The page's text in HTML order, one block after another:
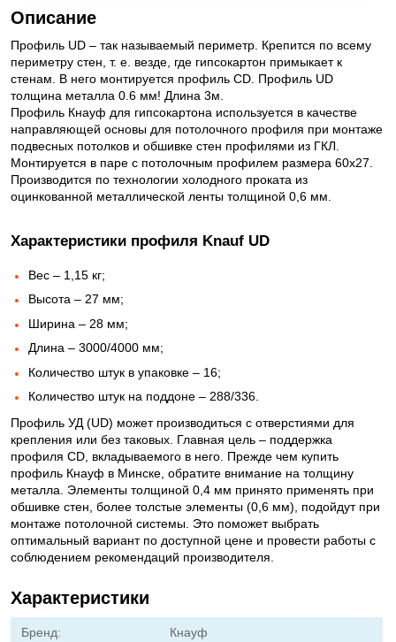
Описание
Профиль UD – так называемый периметр. Крепится по всему
периметру стен, т. е. везде, где гипсокартон примыкает к
стенам. В него монтируется профиль CD. Профиль UD
толщина металла 0.6 мм! Длина 3м.
Профиль Кнауф для гипсокартона используется в качестве
направляющей основы для потолочного профиля при монтаже
подвесных потолков и обшивке стен профилями из ГКЛ.
Монтируется в паре с потолочным профилем размера 60х27.
Производится по технологии холодного проката из
оцинкованной металлической ленты толщиной 0,6 мм.
Характеристики профиля Knauf UD
Вес – 1,15 кг;
Высота – 27 мм;
Ширина – 28 мм;
Длина – 3000/4000 мм;
Количество штук в упаковке – 16;
Количество штук на поддоне – 288/336.
Профиль УД (UD) может производиться с отверстиями для
крепления или без таковых. Главная цель – поддержка
профиля CD, вкладываемого в него. Прежде чем купить
профиль Кнауф в Минске, обратите внимание на толщину
металла. Элементы толщиной 0,4 мм принято применять при
обшивке стен, более толстые элементы (0,6 мм), подойдут при
монтаже потолочной системы. Это поможет выбрать
оптимальный вариант по доступной цене и провести работы с
соблюдением рекомендаций производителя.
Характеристики
Бренд: Кнауф